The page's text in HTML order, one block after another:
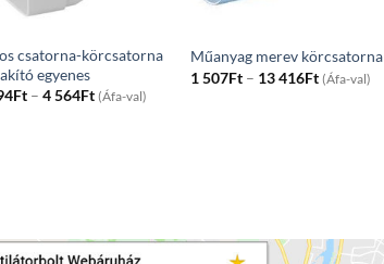
csatorna-körcsatorna
egyenes
Ft – 4 564FtPrice
range:
(Áfa-val)
Műanyag merev körcsatorna
1 507Ft – 13 416FtPrice
range:
(Áfa-val)